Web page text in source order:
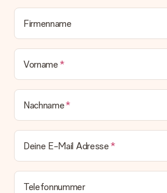
Alle Lieferungen erfolgen ohne
Lieferschein. Die Rechnung zu deiner
Geschenk also direkt beim Empfänger
bleibt eine echte Überraschung!
Firmenname
Vorname
Nachname
Deine E-Mail Adresse
Telefonnummer